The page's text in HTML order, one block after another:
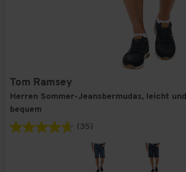
Tom Ramsey
Herren Sommer-Jeansbermudas, leicht und
bequem
(35)